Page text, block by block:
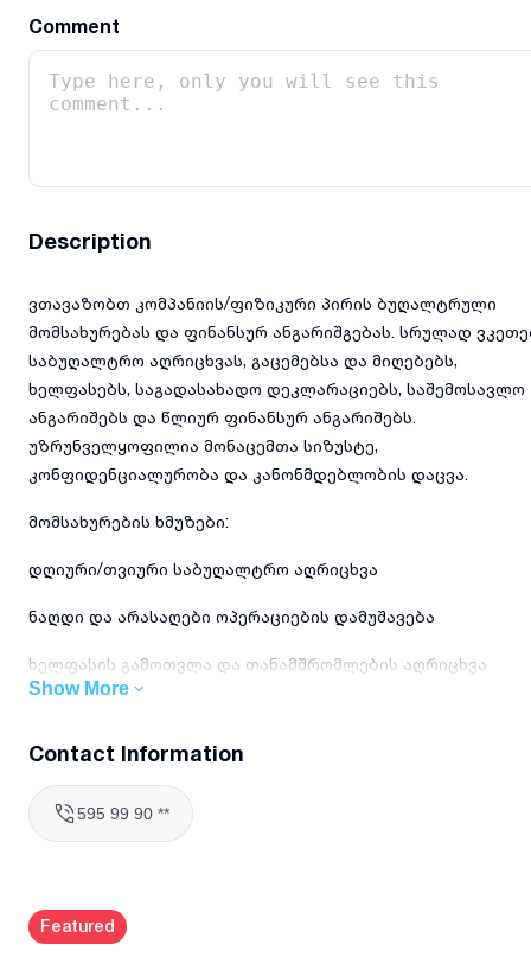
Comment
Description
ვთავაზობთ კომპანიის/ფიზიკური პირის ბუღალტრული
მომსახურებას და ფინანსურ ანგარიშგებას. სრულად
საბუღალტრო აღრიცხვას, გაცემებსა და მიღებებს,
ხელფასებს, საგადასახადო დეკლარაციებს, საშემოსავლო
ანგარიშებს და წლიურ ფინანსურ ანგარიშებს.
უზრუნველყოფილია მონაცემთა სიზუსტე,
კონფიდენციალურობა და კანონმდებლობის დაცვა.
მომსახურების ხმუზები:
დღიური/თვიური საბუღალტრო აღრიცხვა
ნაღდი და არასაღები ოპერაციების დამუშავება
ხელფასის გამოთვლა და თანამშრომლების აღრიცხვა
ფინანსური ბალანსი და წლიური ანგარიშგება
საკონსულტაციო მომსახურება ბუღალტრულ და
რატომ ჩვენ:
Show More
Contact Information
595 99 90 **
Featured